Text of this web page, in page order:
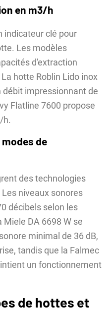
en m3/h
indicateur clé pour
Les modèles
d'extraction
hotte Roblin Lido inox
impressionnant de
Flatline 7600 propose
h.
de
des technologies
niveaux sonores
décibels selon les
DA 6698 W se
minimal de 36 dB,
tandis que la Falmec
un fonctionnement
de hottes et